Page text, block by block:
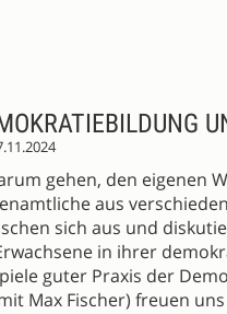
gehen, den eigenen
aus
sich aus und
in ihrer
guter Praxis der
Max Fischer) freuen